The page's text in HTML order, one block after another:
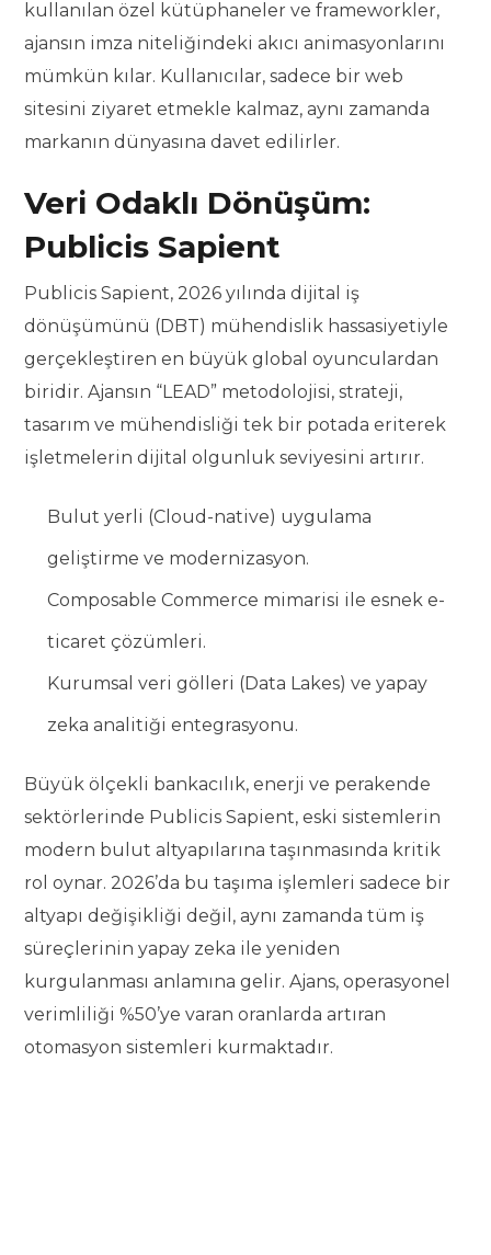
kullanılan özel kütüphaneler ve frameworkler,
ajansın imza niteliğindeki akıcı animasyonlarını
mümkün kılar. Kullanıcılar, sadece bir web
sitesini ziyaret etmekle kalmaz, aynı zamanda
markanın dünyasına davet edilirler.
Veri Odaklı Dönüşüm:
Publicis Sapient
Publicis Sapient, 2026 yılında dijital iş
dönüşümünü (DBT) mühendislik hassasiyetiyle
gerçekleştiren en büyük global oyunculardan
biridir. Ajansın “LEAD” metodolojisi, strateji,
tasarım ve mühendisliği tek bir potada eriterek
işletmelerin dijital olgunluk seviyesini artırır.
Bulut yerli (Cloud-native) uygulama
geliştirme ve modernizasyon.
Composable Commerce mimarisi ile esnek e-
ticaret çözümleri.
Kurumsal veri gölleri (Data Lakes) ve yapay
zeka analitiği entegrasyonu.
Büyük ölçekli bankacılık, enerji ve perakende
sektörlerinde Publicis Sapient, eski sistemlerin
modern bulut altyapılarına taşınmasında kritik
rol oynar. 2026’da bu taşıma işlemleri sadece bir
altyapı değişikliği değil, aynı zamanda tüm iş
süreçlerinin yapay zeka ile yeniden
kurgulanması anlamına gelir. Ajans, operasyonel
verimliliği %50’ye varan oranlarda artıran
otomasyon sistemleri kurmaktadır.